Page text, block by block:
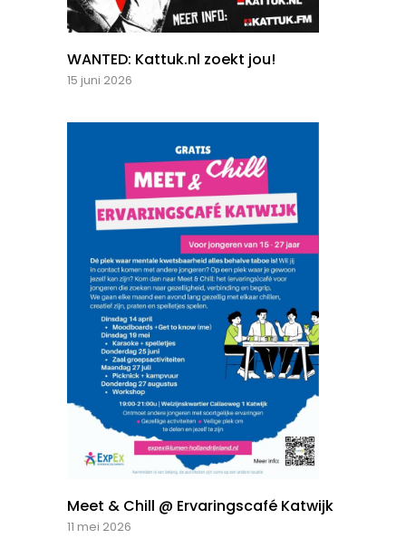
WANTED: Kattuk.nl zoekt jou!
15 juni 2026
Meet & Chill @ Ervaringscafé Katwijk
11 mei 2026